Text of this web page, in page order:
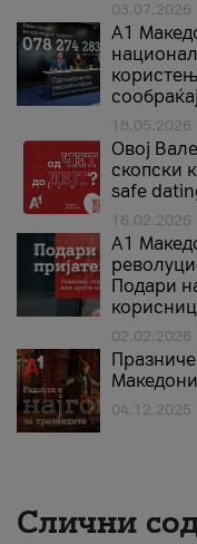
03.07.2026
A1
18.05.2026
Овој
скопски
safe
16.02.2026
А1
Подари
02.02.2026
04.12.2025
Слични